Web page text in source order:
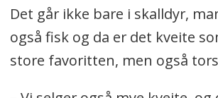
Det går ikke bare i skalldyr,
også fisk og da er det kveite
store favoritten, men også